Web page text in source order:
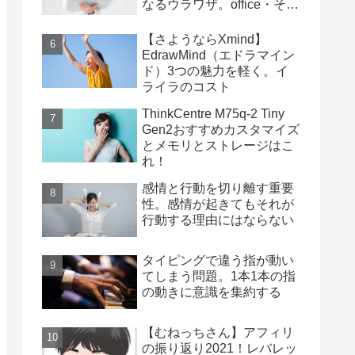
なるウラワザ。office・その
【さようならXmind】
EdrawMind（エドラマイン
ド）3つの魅力を軽く。イ
ライラのコスト
ThinkCentre M75q-2 Tiny
Gen2おすすめカスタマイズ
とメモリとストレージはこ
れ！
感情と行動を切り離す重要
性。感情が起きてもそれが
行動する理由にはならない
タイピングで違う指が動い
てしまう問題。1本1本の指
の動きに意識を集約する
【むねっちさん】アフィリ
の振り返り2021！レバレッ